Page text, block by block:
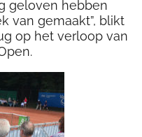
geloven hebben
van gemaakt”, blikt
op het verloop van